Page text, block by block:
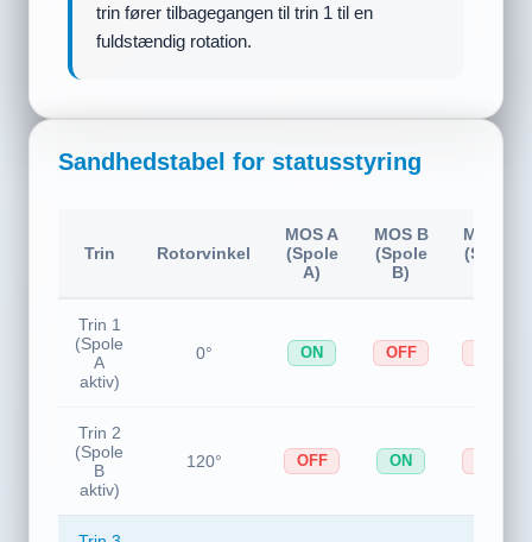
opad (0°). Spole B og C er afbrudt, og der
flyder ingen strøm.
Sandhedstabel for statusstyring
Trin Rotorvinkel
MOS A
(Spole
A)
MOS B
(Spole
B)
MOS C
(Spole
Trin 1
(Spole
A
aktiv)
0° ON OFF
Trin 2
(Spole
B
aktiv)
120° OFF ON